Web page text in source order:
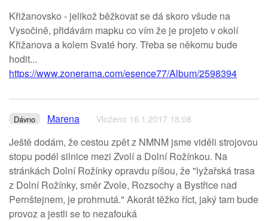
Křižanovsko - jelikož běžkovat se dá skoro všude na
Vysočině, přidávám mapku co vím že je projeto v okolí
Křižanova a kolem Svaté hory. Třeba se někomu bude
hodit...
https://www.zonerama.com/esence77/Album/2598394
Dávno Marena Vloženo 16.1.2017 18:08
Ještě dodám, že cestou zpět z NMNM jsme viděli strojovou
stopu podél silnice mezi Zvolí a Dolní Rožínkou. Na
stránkách Dolní Rožínky opravdu píšou, že "lyžařská trasa
z Dolní Rožínky, směr Zvole, Rozsochy a Bystřice nad
Pernštejnem, je prohrnutá." Akorát těžko říct, jaký tam bude
provoz a jestli se to nezafouká